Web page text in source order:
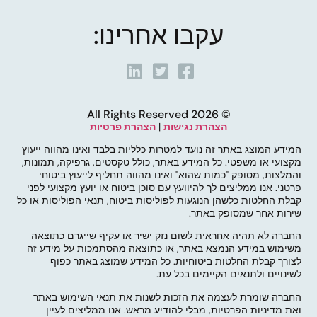
עקבו אחרינו:
© 2026 All Rights Reserved
הצהרת נגישות | הצהרת פרטיות
המידע המוצג באתר זה נועד למטרות כלליות בלבד ואינו מהווה ייעוץ
מקצועי או משפטי. כל המידע באתר, כולל טקסטים, גרפיקה, תמונות,
והמלצות, מסופק "כמות שהוא" ואינו מהווה תחליף לייעוץ ביטוחי
פרטני. אנו ממליצים לך להיוועץ עם סוכן ביטוח או יועץ מקצועי לפני
קבלת החלטות כלשהן הנוגעות לפוליסות ביטוח, תנאי הפוליסות או כל
שירות אחר שמסופק באתר.
החברה לא תהיה אחראית לשום נזק ישיר או עקיף שייגרם כתוצאה
משימוש במידע הנמצא באתר, או כתוצאה מהסתמכות על מידע זה
לצורך קבלת החלטות ביטוחיות. כל המידע שמוצג באתר כפוף
לשינויים ולתנאים הקיימים בכל עת.
החברה שומרת לעצמה את הזכות לשנות את תנאי השימוש באתר
ואת מדיניות הפרטיות, מבלי להודיע מראש. אנו ממליצים לעיין